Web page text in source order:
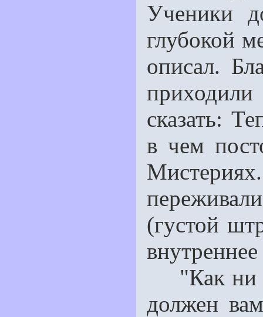
Ученики
глубокой
описал.
сказать:
в чем
(густой
"Как ни
должен